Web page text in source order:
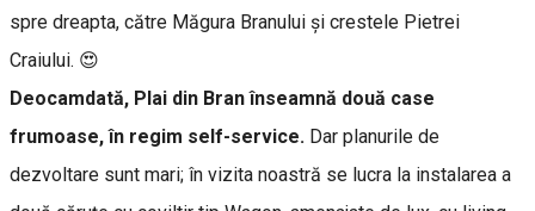
spre dreapta, către Măgura Branului și crestele Pietrei
Craiului. 😍
Deocamdată, Plai din Bran înseamnă două case
frumoase, în regim self-service. Dar planurile de
dezvoltare sunt mari; în vizita noastră se lucra la instalarea a